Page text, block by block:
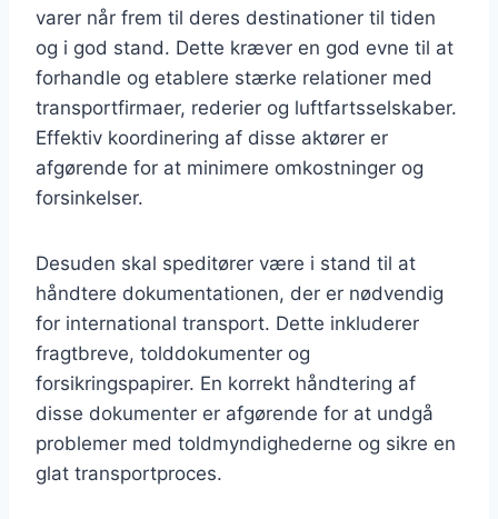
varer når frem til deres destinationer til tiden
og i god stand. Dette kræver en god evne til at
forhandle og etablere stærke relationer med
transportfirmaer, rederier og luftfartsselskaber.
Effektiv koordinering af disse aktører er
afgørende for at minimere omkostninger og
forsinkelser.
Desuden skal speditører være i stand til at
håndtere dokumentationen, der er nødvendig
for international transport. Dette inkluderer
fragtbreve, tolddokumenter og
forsikringspapirer. En korrekt håndtering af
disse dokumenter er afgørende for at undgå
problemer med toldmyndighederne og sikre en
glat transportproces.